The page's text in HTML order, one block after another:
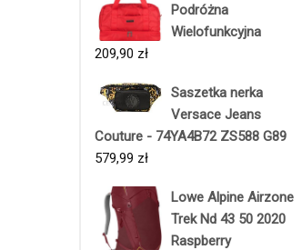
Podróżna
Wielofunkcyjna
209,90 zł
Saszetka nerka
Versace Jeans
Couture - 74YA4B72 ZS588 G89
579,99 zł
Lowe Alpine Airzone
Trek Nd 43 50 2020
Raspberry